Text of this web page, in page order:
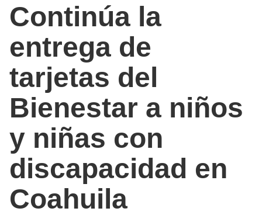
Continúa la
entrega de
tarjetas del
Bienestar a niños
y niñas con
discapacidad en
Coahuila